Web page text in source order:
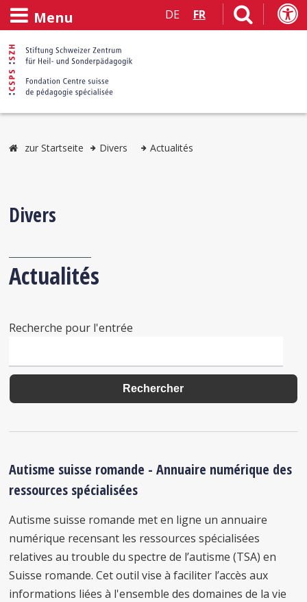
Menu DE FR
zur Startseite Divers Actualités
Divers
Actualités
Recherche pour l'entrée
Autisme suisse romande - Annuaire numérique des
ressources spécialisées
Autisme suisse romande met en ligne un annuaire
numérique recensant les ressources spécialisées
relatives au trouble du spectre de l’autisme (TSA) en
Suisse romande. Cet outil vise à faciliter l’accès aux
informations liées à l'ensemble des domaines de la vie